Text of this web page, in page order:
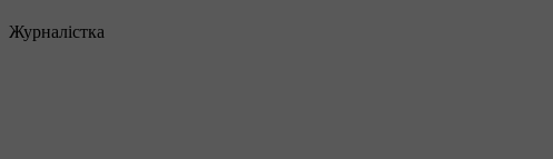
Журналістка